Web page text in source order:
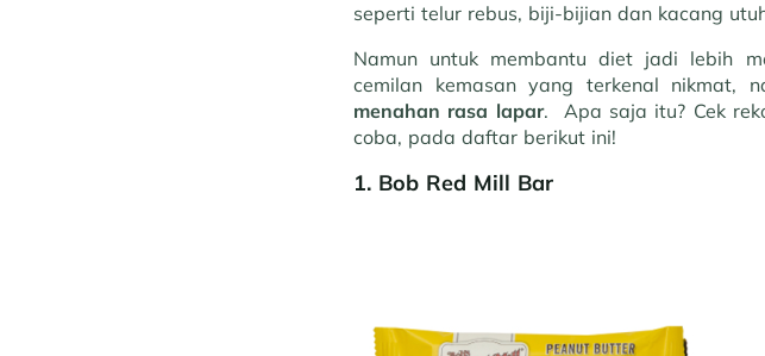
seperti telur rebus, biji-bijian dan kacang
Namun untuk membantu diet jadi lebih
cemilan kemasan yang terkenal nikmat,
menahan rasa lapar. Apa saja itu? Cek
coba, pada daftar berikut ini!
1. Bob Red Mill Bar